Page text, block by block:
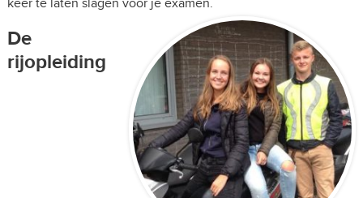
keer te laten slagen voor je examen.
De
rijopleiding